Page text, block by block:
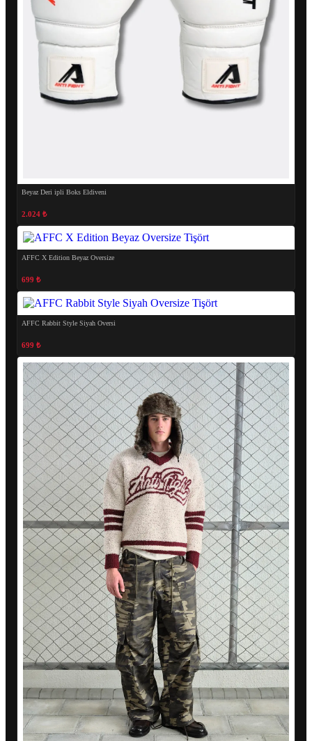
Beyaz Deri ipli Boks Eldiveni
2.024 ₺
AFFC X Edition Beyaz Oversize
699 ₺
AFFC Rabbit Style Siyah Oversi
699 ₺